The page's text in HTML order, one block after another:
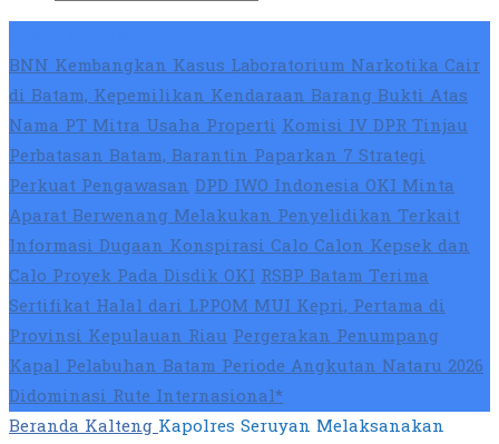
BNN Kembangkan Kasus Laboratorium Narkotika Cair
di Batam, Kepemilikan Kendaraan Barang Bukti Atas
Nama PT Mitra Usaha PropertiKomisi IV DPR Tinjau
Perbatasan Batam, Barantin Paparkan 7 Strategi
Perkuat PengawasanDPD IWO Indonesia OKI Minta
Aparat Berwenang Melakukan Penyelidikan Terkait
Informasi Dugaan Konspirasi Calo Calon Kepsek dan
Calo Proyek Pada Disdik OKIRSBP Batam Terima
Sertifikat Halal dari LPPOM MUI Kepri, Pertama di
Provinsi Kepulauan RiauPergerakan Penumpang
Kapal Pelabuhan Batam Periode Angkutan Nataru 2026
Didominasi Rute Internasional*
BerandaKalteng Kapolres Seruyan Melaksanakan